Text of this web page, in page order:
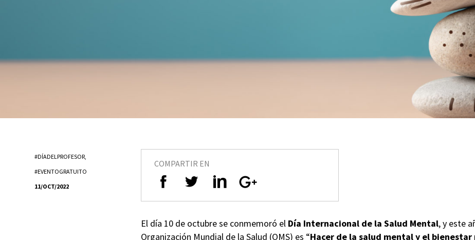
#DÍADELPROFESOR,
#EVENTOGRATUITO
11/OCT/2022
COMPARTIR EN
El día 10 de octubre se conmemoró el Día Internacional de la Salud Mental, y este
Organización Mundial de la Salud (OMS) es “Hacer de la salud mental y el bienestar